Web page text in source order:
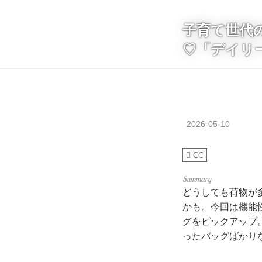
子育て世代
♡「デイリ
2026-05-10
CC
どうしても荷物が
かも。今回は機能
グをピックアップ
ったバッグばかり